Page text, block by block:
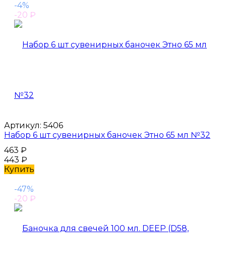
-4%
-20 ₽
Артикул: 5406
Набор 6 шт сувенирных баночек Этно 65 мл №32
463 ₽
443 ₽
Купить
-47%
-20 ₽